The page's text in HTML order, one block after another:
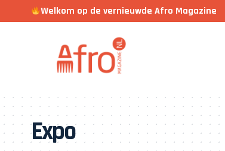
Welkom op de vernieuwde Afro Magazine
Expo